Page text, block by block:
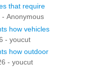
that require
- Anonymous
how vehicles
- youcut
how outdoor
- youcut